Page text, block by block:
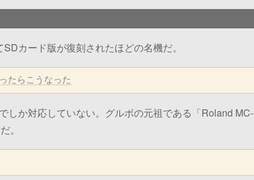
カード版が復刻されたほどの名機だ。
たらこうなった
しか対応していない。グルボの元祖である「Roland MC-
。